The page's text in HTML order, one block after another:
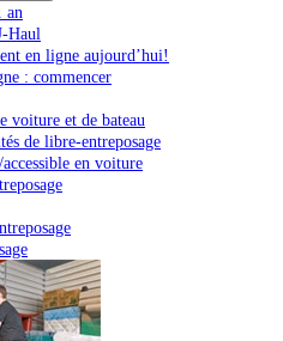
an
Haul
en ligne aujourd’hui!
: commencer
voiture et de bateau
de libre-entreposage
en voiture